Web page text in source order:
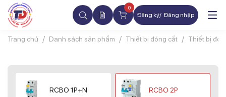
0
Đăng ký Đăng nhập
Trang chủ Danh sách sản phẩm Thiết bị đóng cắt Thiết bị
RCBO 1P+N RCBO 2P